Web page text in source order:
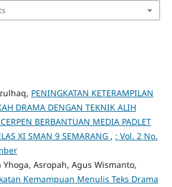
PENINGKATAN KETERAMPILAN
DRAMA DENGAN TEKNIK ALIH
BERBANTUAN MEDIA PADLET
XI SMAN 9 SEMARANG , : Vol. 2 No.
Yhoga, Asropah, Agus Wismanto,
Kemampuan Menulis Teks Drama